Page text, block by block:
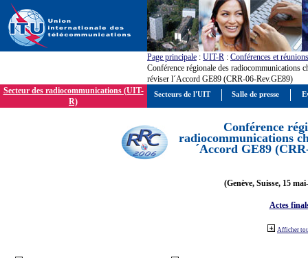
Page principale : UIT-R : Conférences et réunions
Conférence régionale des radiocommunications
réviser l´Accord GE89 (CRR-06-Rev.GE89)
Secteur des radiocommunications (UIT-
R)
Conférence
radiocommunications
´Accord GE89
(Genève, Suisse, 15
Actes
Afficher
Secteurs de l'UIT Salle de presse